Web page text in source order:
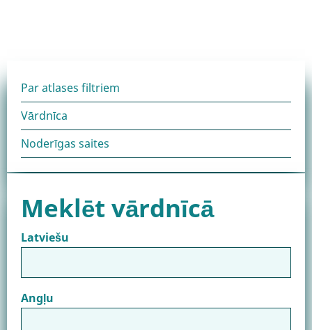
Noderīga
informācija
bloks
Par atlases filtriem
Vārdnīca
Noderīgas saites
Meklēt vārdnīcā
Latviešu
Angļu